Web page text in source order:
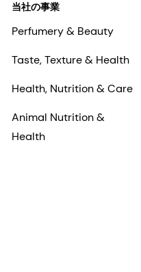
当社の事業
Perfumery & Beauty
Taste, Texture & Health
Health, Nutrition & Care
Animal Nutrition &
Health